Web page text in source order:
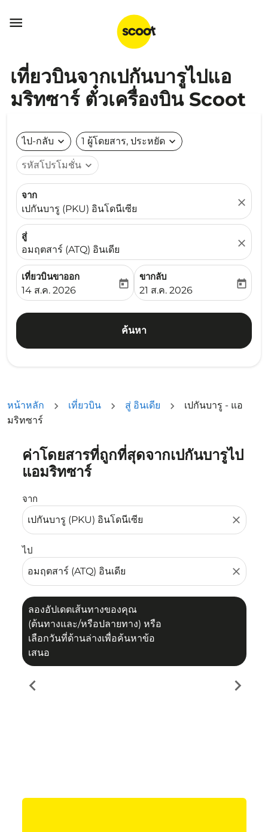

เที่ยวบินจากเปกันบารูไปแอ
มริทซาร์ ตั๋วเครื่องบิน Scoot
ไป-กลับ expand_more 1 ผู้โดยสาร, ประหยัด expand_more
รหัสโปรโมชั่น expand_more
จาก
เปกันบารู (PKU) อินโดนีเซีย
close
สู่
อมฤตสาร์ (ATQ) อินเดีย
close
เที่ยวบินขาออก
fc-booking-departure-date-aria-label
14 ส.ค. 2026
today
ขากลับ
fc-booking-return-date-
21 ส.ค. 2026
today
ค้นหา
หน้าหลัก เที่ยวบิน สู่ อินเดีย
เปกันบารู - แอ
มริทซาร์
ค่าโดยสารที่ถูกที่สุดจากเปกันบารูไป
แอมริทซาร์
จาก
close
ไป
close
ลองอัปเดตเส้นทางของคุณ
(ต้นทางและ/หรือปลายทาง) หรือ
เลือกวันที่ด้านล่างเพื่อค้นหาข้อ
เสนอ
ลองอัปเดตเส้นทางของคุณ (ต้นทางและ/หรือปลายทาง) หรื
chevron_left chevron_right